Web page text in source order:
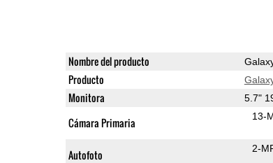
Nombre del producto
Producto
Monitora 5.7"
Cámara Primaria 13-
Autofoto 2-